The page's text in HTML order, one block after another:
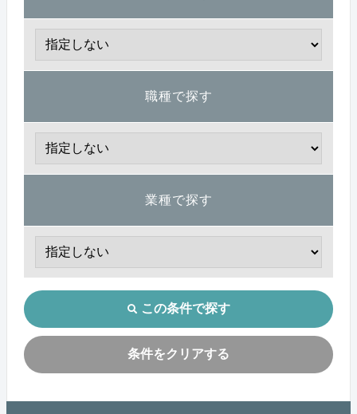
職種で探す
業種で探す
この条件で探す
条件をクリアする